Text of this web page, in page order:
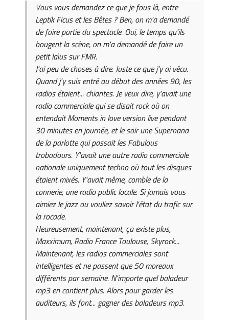
Vous vous demandez ce que je fous là, entre
Leptik Ficus et les Bêtes ? Ben, on m'a demandé
de faire partie du spectacle. Oui, le temps qu'ils
bougent la scène, on m'a demandé de faire un
petit laïus sur FMR.
J'ai peu de choses à dire. Juste ce que j'y ai vécu.
Quand j'y suis entré au début des années 90, les
radios étaient... chiantes. Je veux dire, y'avait une
radio commerciale qui se disait rock où on
entendaitMoments in loveversion live pendant
30 minutes en journée, et le soir une Supernana
de la parlotte qui passait les Fabulous
trobadours. Y'avait une autre radio commerciale
nationale uniquement techno où tout les disques
étaient mixés. Y'avait même, comble de la
connerie, une radio public locale. Si jamais vous
aimiez le jazz ou vouliez savoir l'état du trafic sur
la rocade.
Heureusement, maintenant, ça existe plus,
Maxximum, Radio France Toulouse, Skyrock...
Maintenant, les radios commerciales sont
intelligentes et ne passent que 50 moreaux
différents par semaine. N'importe quel baladeur
mp3 en contient plus. Alors pour garder les
auditeurs, ils font... gagner des baladeurs mp3.